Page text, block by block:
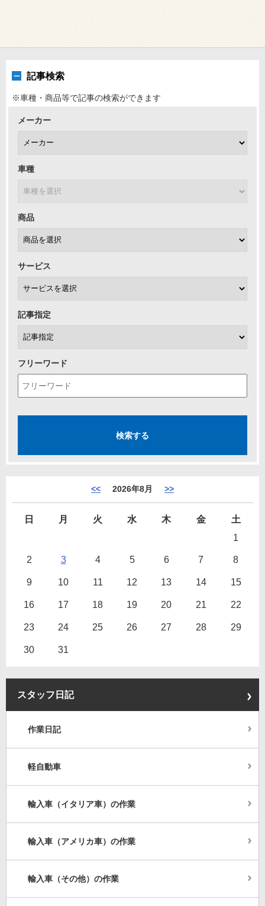
記事検索
※車種・商品等で記事の検索ができます
メーカー
車種
商品
サービス
記事指定
フリーワード
<< 2026年8月 >>
日 月 火 水 木 金
土
1
2 3 4 5 6 7 8
9 10 11 12 13 14 15
16 17 18 19 20 21 22
23 24 25 26 27 28 29
30 31
スタッフ日記
作業日記
軽自動車
輸入車（イタリア車）の作業
輸入車（アメリカ車）の作業
輸入車（その他）の作業